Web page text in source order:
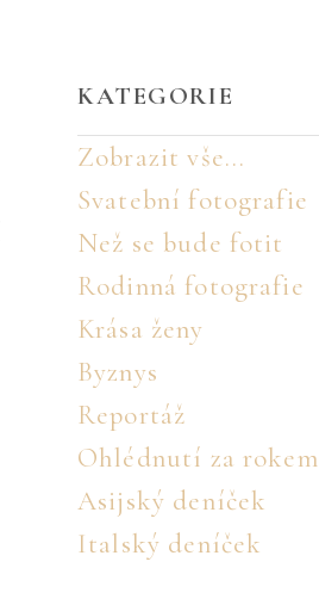
KATEGORIE
Zobrazit vše...
Svatební fotografie
Než se bude fotit
Rodinná fotografie
Krása ženy
Byznys
Reportáž
Ohlédnutí za rokem
Asijský deníček
Italský deníček